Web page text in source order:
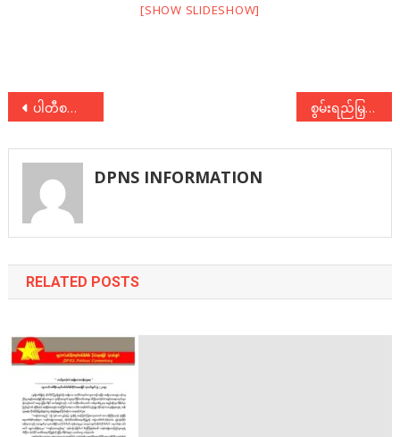
[SHOW SLIDESHOW]
Post
navigation
ပါတီစည်းရုံးရေးစာစဉ် အတွဲ(၁)၊ အမှတ်(၉) စွမ်းရည်မြှင့်တင်ရေးအလုပ်ရုံဆွေးနွေးပွဲ (ဒုတိယနေ့)
DPNS INFORMATION
RELATED POSTS